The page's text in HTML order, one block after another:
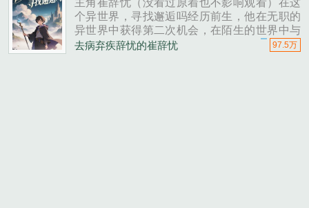
个异世界，寻找邂逅吗经历前生，他在无职的
异世界中获得第二次机会，在陌生的世界中与
他人建立联系。洛琪希你为什么就不能多在乎
去病弃疾辞忧的崔辞忧 97.5万